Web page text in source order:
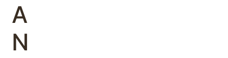
Α
Ν